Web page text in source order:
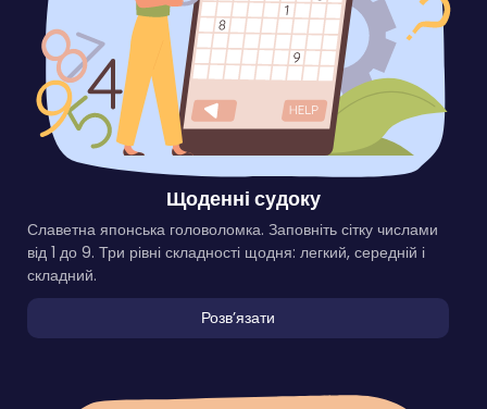
Щоденні судоку
Славетна японська головоломка. Заповніть сітку числами
від 1 до 9. Три рівні складності щодня: легкий, середній і
складний.
Розвʼязати